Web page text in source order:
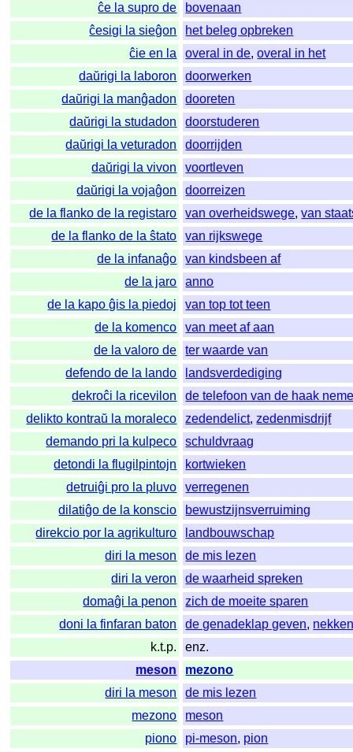
ĉe la supro de
bovenaan
ĉesigi la sieĝon
het beleg opbreken
ĉie en la
overal in de,overal in het
daŭrigi la laboron
doorwerken
daŭrigi la manĝadon
dooreten
daŭrigi la studadon
doorstuderen
daŭrigi la veturadon
doorrijden
daŭrigi la vivon
voortleven
daŭrigi la vojaĝon
doorreizen
de la flanko de la registaro
van overheidswege,van
de la flanko de la ŝtato
van rijkswege
de la infanaĝo
van kindsbeen af
de la jaro
anno
de la kapo ĝis la piedoj
van top tot teen
de la komenco
van meet af aan
de la valoro de
ter waarde van
defendo de la lando
landsverdediging
dekroĉi la ricevilon
de telefoon van de haak
delikto kontraŭ la moraleco
zedendelict,zedenmisdrijf
demando pri la kulpeco
schuldvraag
detondi la flugilpintojn
kortwieken
detruiĝi pro la pluvo
verregenen
dilatiĝo de la konscio
bewustzijnsverruiming
direkcio por la agrikulturo
landbouwschap
diri la meson
de mis lezen
diri la veron
de waarheid spreken
domaĝi la penon
zich de moeite sparen
doni la finfaran baton
de genadeklap geven,
k.t.p.
enz.
meson
mezono
diri la meson
de mis lezen
mezono
meson
piono
pi-meson, pion